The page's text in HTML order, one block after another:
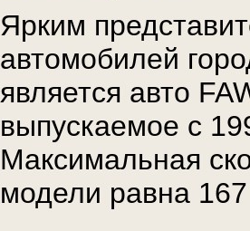
Ярким
автомобилей
является авто
выпускаемое с
Максимальная
модели равна